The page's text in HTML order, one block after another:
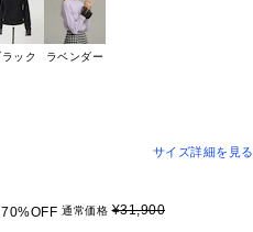
ラック ラベンダー
サイズ詳細を見る
70%OFF 通常価格¥31,900